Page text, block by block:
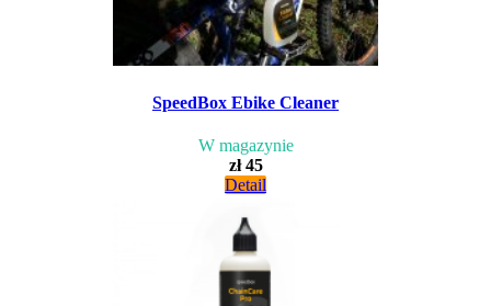
SpeedBox Ebike Cleaner
W magazynie
zł 45
Detail